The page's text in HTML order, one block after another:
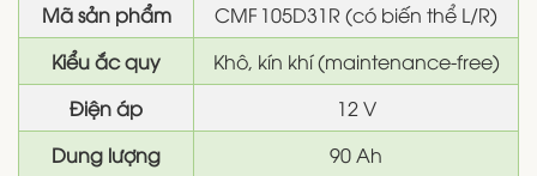
Mã sản phẩm
CMF 105D31R (có biến thể L/R)
Kiểu ắc quy
Khô, kín khí (maintenance-free)
Điện áp
12 V
Dung lượng
90 Ah